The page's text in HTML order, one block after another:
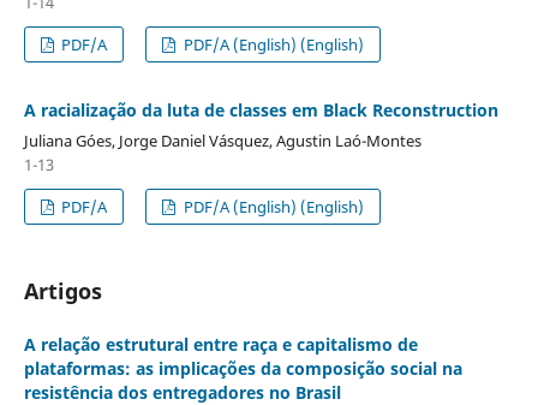
PDF/A
PDF/A (English) (English)
A racialização da luta de classes em Black Reconstruction
Juliana Góes, Jorge Daniel Vásquez, Agustin Laó-Montes
1-13
PDF/A
PDF/A (English) (English)
Artigos
A relação estrutural entre raça e capitalismo de
plataformas: as implicações da composição social na
resistência dos entregadores no Brasil